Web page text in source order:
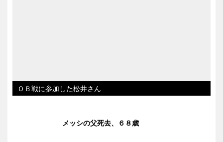
ＯＢ戦に参加した松井さん
メッシの父死去、６８歳